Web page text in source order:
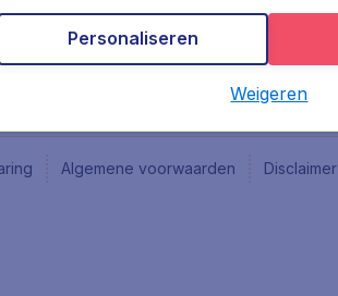
Algemene voorwaarden Disclaimer
Personaliseren
Weigeren